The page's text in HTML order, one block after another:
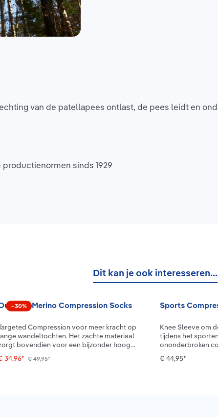
van de patellapees ontlast, de pees leidt en
sinds 1929
Dit kan je ook interesseren...
−30% Merino Compression Socks
Compression voor meer kracht op
wandeltochten. Het zachte materiaal
bovendien voor een bijzonder hoog
van deze veelzijdige natuurlijke
34,96* € 49,95*
Sports
Knee Sleeve om
tijdens het
ononderbroken
spieren sneller hun
€ 44,95*